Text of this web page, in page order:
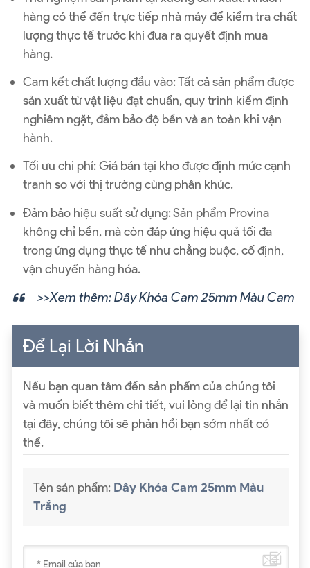
hàng có thể đến trực tiếp nhà máy để kiểm tra chất
lượng thực tế trước khi đưa ra quyết định mua
hàng.
Cam kết chất lượng đầu vào: Tất cả sản phẩm được
sản xuất từ vật liệu đạt chuẩn, quy trình kiểm định
nghiêm ngặt, đảm bảo độ bền và an toàn khi vận
hành.
Tối ưu chi phí: Giá bán tại kho được định mức cạnh
tranh so với thị trường cùng phân khúc.
Đảm bảo hiệu suất sử dụng: Sản phẩm Provina
không chỉ bền, mà còn đáp ứng hiệu quả tối đa
trong ứng dụng thực tế như chằng buộc, cố định,
vận chuyển hàng hóa.
>>Xem thêm:Dây Khóa Cam 25mm Màu Cam
Để Lại Lời Nhắn
Nếu bạn quan tâm đến sản phẩm của chúng tôi
và muốn biết thêm chi tiết, vui lòng để lại tin nhắn
tại đây, chúng tôi sẽ phản hồi bạn sớm nhất có
thể.
Tên sản phẩm: Dây Khóa Cam 25mm Màu
Trắng